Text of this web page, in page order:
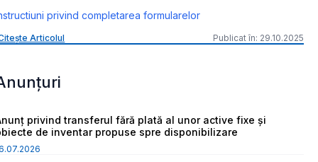
privind completarea formularelor
Articolul Publicat în: 29.10.2025
privind transferul fără plată al unor active fixe și
de inventar propuse spre disponibilizare